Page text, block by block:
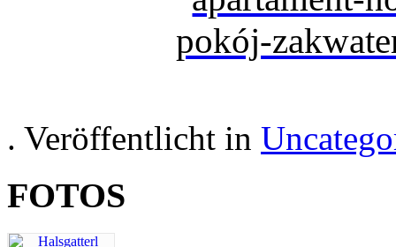
. Veröffentlicht in
FOTOS